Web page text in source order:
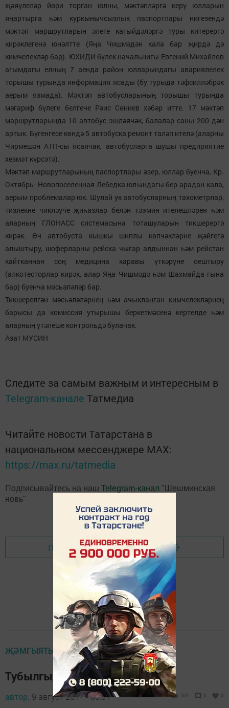
җәяүлеләр йөри торган юлны, мәктәпләргә керү юлларын
яңартырга һәм куркынычсызлык паспортлары нигезендә
мәктәп маршрутларын әлеге кагыйдәләргә туры китерергә
кирәклегенә юнәлтте (Яңа Чишмәдән кала бар җирдә дә
кимчелекләр бар). ЮХИДИ бүлек начальнигы Евгений Михайлов
агымдагы елның 7 аенда район юлларындагы авариялелек
торышы турында информация ясады (бу турыда тәфсилләбрәк
аерым язмада). Мәктәп автобусларының торышы турында
мәгариф бүлеге белгече Рәис Сөниев хәбәр итте. 17 мәктәп
маршрутларында 10 автобус эшләячәк, балалар саны 200 дән
артык. Бүгенгесе көндә 5 автобуска ремонт таләп ителә (аларны
Чирмешән АТП-сы ясаячак, автобусларга шушы предприятие
хезмәт күрсәтә).
Мәктәп маршрутларының паспортлары әзер, юллар буенча, Кр.
Октябрь- Новопоселенная Лебедка юлындагы бер арадан кала,
аерым проблемалар юк. Шулай ук автобусларның тахометрлар,
тизлекне чикләүче җиһазлар белән тәэмин ителешләрен һәм
аларның ГЛОНАСС системасына тоташуларын тикшерергә
кирәк. Өч автобуста кышкы шиплы көпчәкләрне җәйгегә
алыштыру, шоферларны рейска чыгар алдыннан һәм рейстан
кайтканнан соң медицина каравы үткәрүне оештыру
(алкотесторлар кирәк, алар Яңа Чишмәдә һәм Шахмайда гына
бар) буенча мәсьәләләр бар.
Тикшерелгән мәсьәләләрнең һәм ачыкланган кимчелекләрнең
барысы да комиссия утырышы беркетмәсенә кертелде һәм
аларның үтәлеше контрольдә булачак.
Азат МУСИН
Следите за самым важным и интересным в
Telegram-канале Татмедиа
Читайте новости Татарстана в
национальном мессенджере MАХ:
https://max.ru/tatmedia
Подписывайтесь на наш Telegram-канал "Шешминская
новь"
Перейти на страницу новости
ҖӘМГЫЯТЬ
Тубылгыда чәй бәйрәме
автор, 9 август 2017 - 05:51 761 0 0